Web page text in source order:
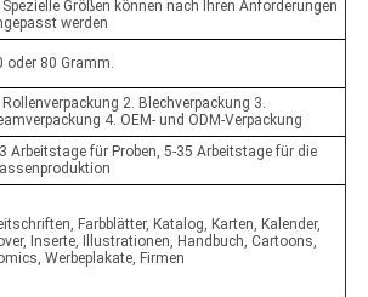
Spezielle Größen können nach Ihren Anforderungen
werden
oder 80 Gramm.
Rollenverpackung 2. Blechverpackung 3.
4. OEM- und ODM-Verpackung
Arbeitstage für Proben, 5-35 Arbeitstage für die
Farbblätter, Katalog, Karten, Kalender,
Inserte, Illustrationen, Handbuch, Cartoons,
Werbeplakate, Firmen